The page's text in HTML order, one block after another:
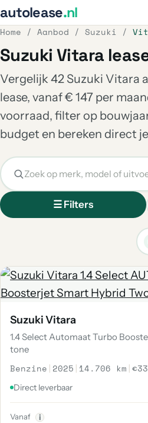
autolease.nl
Home / Aanbod / Suzuki /
Suzuki Vitara
Vergelijk 42 Suzuki Vitara
lease, vanaf € 147 per
voorraad, filter op
budget en bereken direct
☰ Filters
Suzuki Vitara
1.4 Select Automaat Turbo
tone
Benzine | 2025 | 14.706 km |
Direct leverbaar
Vanaf i